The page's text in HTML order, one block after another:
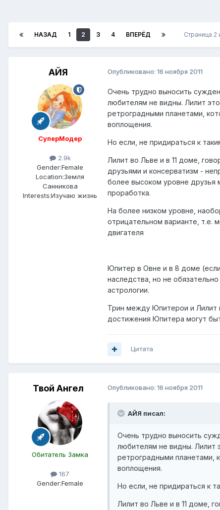
НАЗАД 1 2 3 4 ВПЕРЁД Страница 2
АЙЯ
СуперМодер
2.9k
Gender:Female
Location:Земля
Санникова
Interests:Изучаю жизнь
Опубликовано: 16 ноября 2011
Очень трудно выносить
любителям не видны. Лилит
ретроградными планетами,
воплощения.
Но если, не придираться к
Лилит во Льве и в 11 доме,
друзьями и консерватизм -
более высоком уровне друзья
проработка.
На более низком уровне,
отрицательном варианте, т.е.
двигателя
Юпитер в Овне и в 8 доме
наследства, но не
астрологии.
Трин между Юпитерои и Лилит
достижения Юпитера могут
Цитата
Твой Ангел
Обитатель Замка
167
Gender:Female
Опубликовано: 16 ноября 2011
АЙЯ писал:
Очень трудно выносить
любителям не видны. Лилит
ретроградными планетами,
воплощения.
Но если, не придираться к
Лилит во Льве и в 11 доме,